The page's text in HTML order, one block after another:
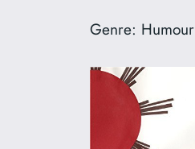
Genre: Humour